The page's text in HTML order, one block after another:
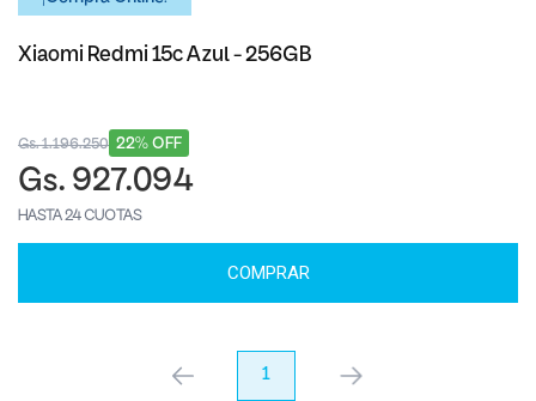
Xiaomi Redmi 15c Azul - 256GB
22% OFF
Gs. 1.196.250
Gs. 927.094
HASTA 24 CUOTAS
COMPRAR
anterior 1 próximo